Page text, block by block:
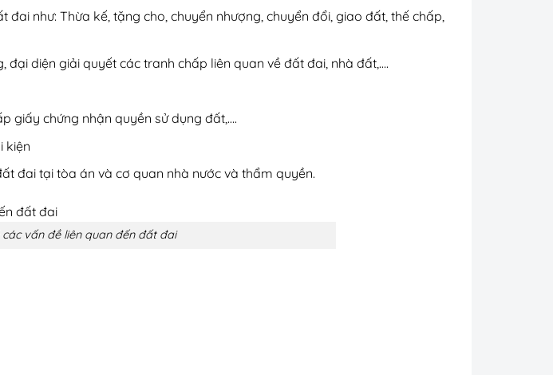
như: Thừa kế, tặng cho, chuyển nhượng, chuyển đổi, giao đất, thế chấp,
diện giải quyết các tranh chấp liên quan về đất đai, nhà đất,….
giấy chứng nhận quyền sử dụng đất,….
kiện
đai tại tòa án và cơ quan nhà nước và thẩm quyền.
vấn đề liên quan đến đất đai